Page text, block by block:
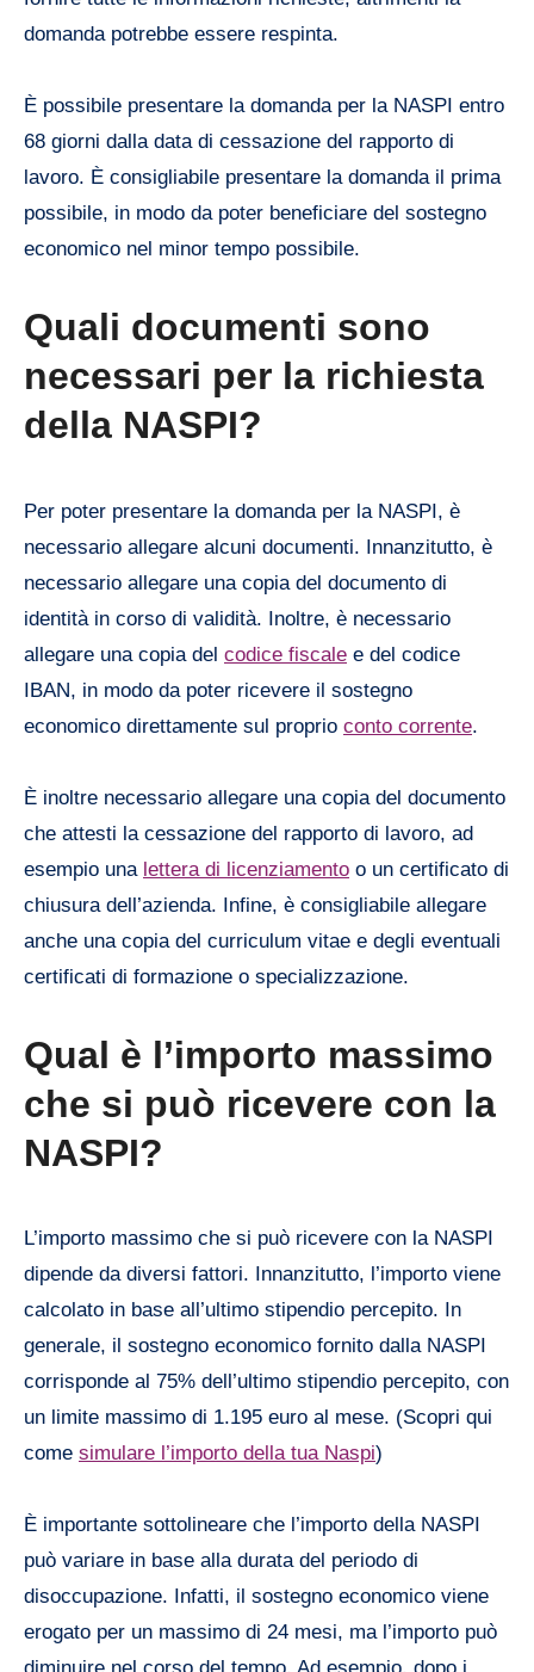
domanda potrebbe essere respinta.
È possibile presentare la domanda per la NASPI entro
68 giorni dalla data di cessazione del rapporto di
lavoro. È consigliabile presentare la domanda il prima
possibile, in modo da poter beneficiare del sostegno
economico nel minor tempo possibile.
Quali documenti sono
necessari per la richiesta
della NASPI?
Per poter presentare la domanda per la NASPI, è
necessario allegare alcuni documenti. Innanzitutto, è
necessario allegare una copia del documento di
identità in corso di validità. Inoltre, è necessario
allegare una copia del codice fiscale e del codice
IBAN, in modo da poter ricevere il sostegno
economico direttamente sul proprio conto corrente.
È inoltre necessario allegare una copia del documento
che attesti la cessazione del rapporto di lavoro, ad
esempio una lettera di licenziamento o un certificato di
chiusura dell’azienda. Infine, è consigliabile allegare
anche una copia del curriculum vitae e degli eventuali
certificati di formazione o specializzazione.
Qual è l’importo massimo
che si può ricevere con la
NASPI?
L’importo massimo che si può ricevere con la NASPI
dipende da diversi fattori. Innanzitutto, l’importo viene
calcolato in base all’ultimo stipendio percepito. In
generale, il sostegno economico fornito dalla NASPI
corrisponde al 75% dell’ultimo stipendio percepito, con
un limite massimo di 1.195 euro al mese. (Scopri qui
come simulare l’importo della tua Naspi)
È importante sottolineare che l’importo della NASPI
può variare in base alla durata del periodo di
disoccupazione. Infatti, il sostegno economico viene
erogato per un massimo di 24 mesi, ma l’importo può